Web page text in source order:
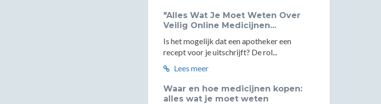
"Alles Wat Je Moet Weten Over
Veilig Online Medicijnen...
Is het mogelijk dat een apotheker een
recept voor je uitschrijft? De rol...
Lees meer
Waar en hoe medicijnen kopen:
alles wat je moet weten